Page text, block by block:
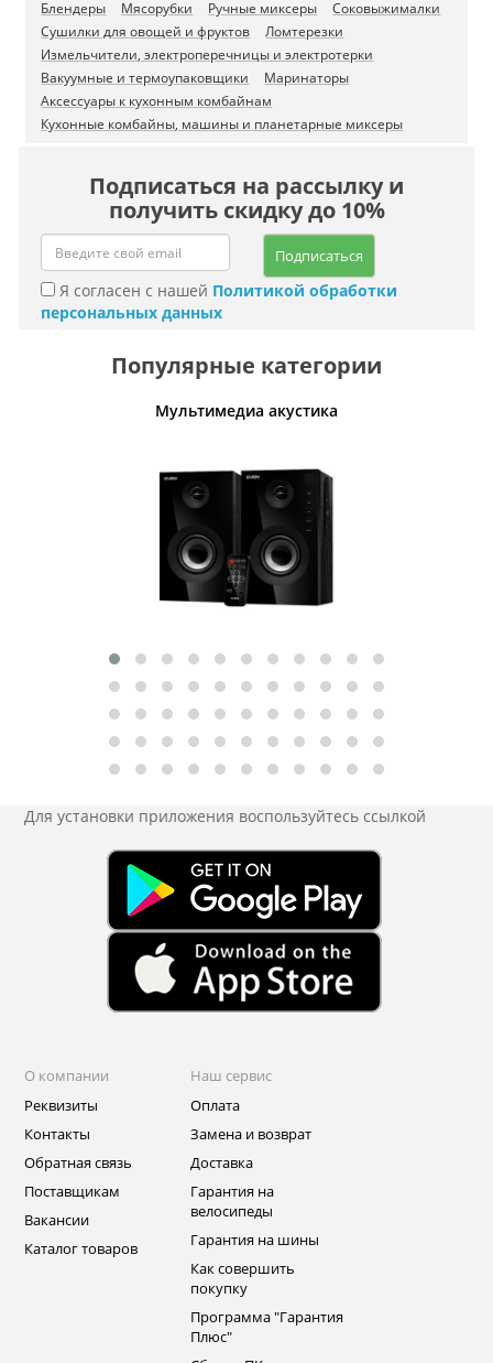
Блендеры Мясорубки Ручные миксеры
Соковыжималки
Сушилки для овощей и фруктов
Ломтерезки
Измельчители, электроперечницы и электротерки
Вакуумные и термоупаковщики
Маринаторы
Аксессуары к кухонным комбайнам
Кухонные комбайны, машины и планетарные миксеры
Подписаться на рассылку и
получить скидку до 10%
Подписаться
Я согласен с нашей Политикой обработки
персональных данных
Популярные категории
Мультимедиа акустика
Для установки приложения воспользуйтесь ссылкой
О компании
Реквизиты
Контакты
Обратная связь
Поставщикам
Вакансии
Каталог товаров
Наш сервис
Оплата
Замена и возврат
Доставка
Гарантия на
велосипеды
Гарантия на шины
Как совершить
покупку
Программа "Гарантия
Плюс"